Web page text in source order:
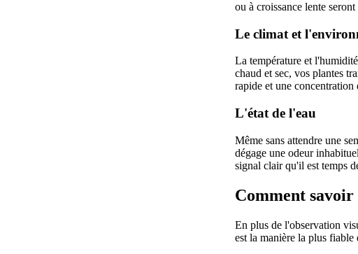
ou à croissance lente
Le climat et
La température et
chaud et sec, vos plantes
rapide et une concentration
L'état de l'eau
Même sans attendre une
dégage une odeur
signal clair qu'il est temps
Comment savoir
En plus de l'observation
est la manière la plus